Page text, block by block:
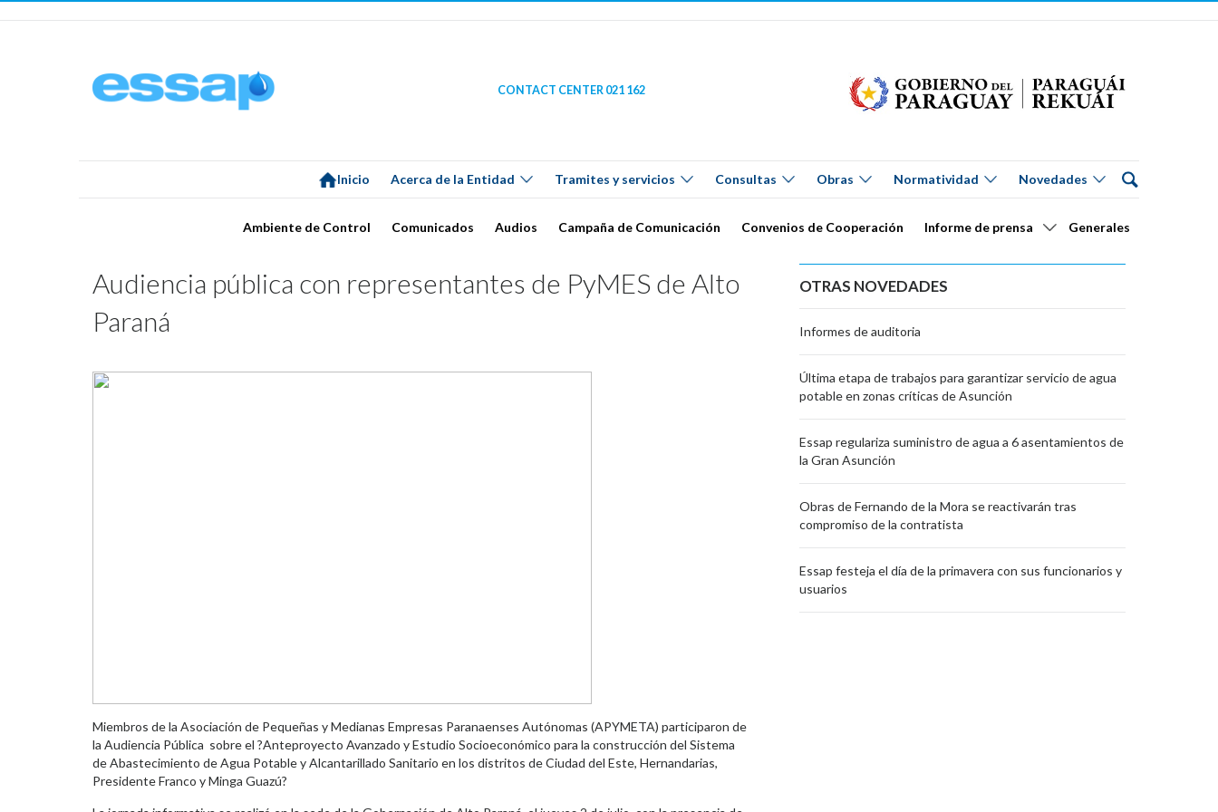
CONTACT CENTER 021 162
Inicio Acerca de la Entidad Tramites y servicios Consultas Obras Normatividad Novedades
Ambiente de Control Comunicados Audios Campaña de Comunicación Convenios de Cooperación Informe de prensa Generales
Audiencia pública con representantes de PyMES de Alto
Paraná
Miembros de la Asociación de Pequeñas y Medianas Empresas Paranaenses Autónomas (APYMETA) participaron de
la Audiencia Pública sobre el ?Anteproyecto Avanzado y Estudio Socioeconómico para la construcción del Sistema
de Abastecimiento de Agua Potable y Alcantarillado Sanitario en los distritos de Ciudad del Este, Hernandarias,
Presidente Franco y Minga Guazú?
OTRAS NOVEDADES
Informes de auditoria
Última etapa de trabajos para garantizar servicio de agua
potable en zonas críticas de Asunción
Essap regulariza suministro de agua a 6 asentamientos de
la Gran Asunción
Obras de Fernando de la Mora se reactivarán tras
compromiso de la contratista
Essap festeja el día de la primavera con sus funcionarios y
usuarios